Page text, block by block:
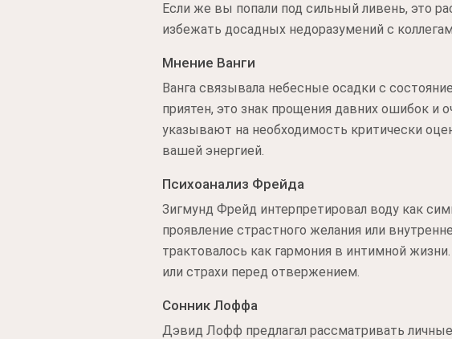
Если же вы попали под сильный ливень, это
избежать досадных недоразумений с
Мнение Ванги
Ванга связывала небесные осадки с
приятен, это знак прощения давних ошибок и
указывают на необходимость критически
вашей энергией.
Психоанализ Фрейда
Зигмунд Фрейд интерпретировал воду как
проявление страстного желания или
трактовалось как гармония в интимной
или страхи перед отвержением.
Сонник Лоффа
Дэвид Лофф предлагал рассматривать